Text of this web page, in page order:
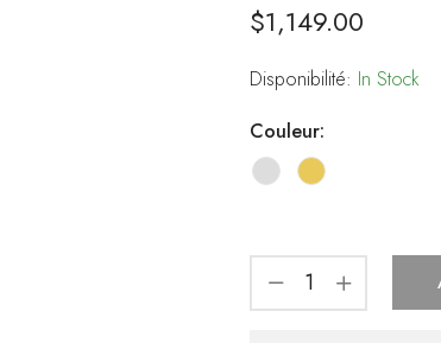
$1,149.00
Disponibilité: In Stock
Couleur: